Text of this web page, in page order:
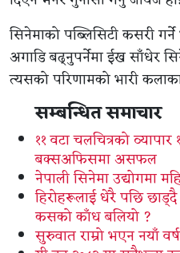
सिनेमाको पब्लिसिटी कसरी
अगाडि बढ्नुपर्नेमा ईख साँधेर
त्यसको परिणामको भारी
सम्बन्धित समाचार
११ वटा चलचित्रको
बक्सअफिसमा असफल
नेपाली सिनेमा उद्योगमा
हिरोहरूलाई धेरै पछि
कसको काँध बलियो ?
सुरुवात राम्रो भएन नयाँ